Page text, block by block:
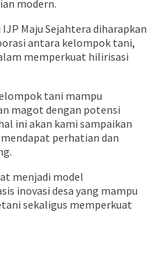
modern.
Maju Sejahtera diharapkan
antara kelompok tani,
memperkuat hilirisasi
tani mampu
magot dengan potensi
ini akan kami sampaikan
perhatian dan
menjadi model
inovasi desa yang mampu
sekaligus memperkuat